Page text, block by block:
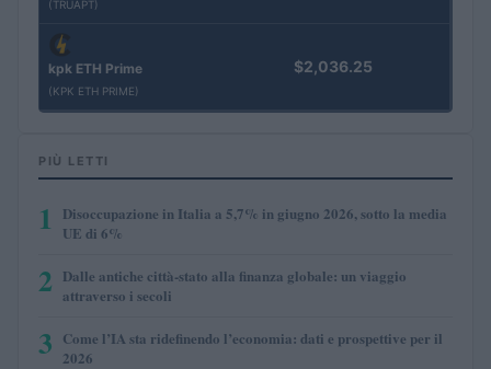
(TRUAPT)
kpk ETH Prime
(KPK ETH PRIME)
$2,036.25
PIÙ LETTI
1
Disoccupazione in Italia a 5,7% in giugno 2026, sotto la media
UE di 6%
2 Dalle antiche città-stato alla finanza globale: un viaggio
attraverso i secoli
3 Come l’IA sta ridefinendo l’economia: dati e prospettive per il
2026